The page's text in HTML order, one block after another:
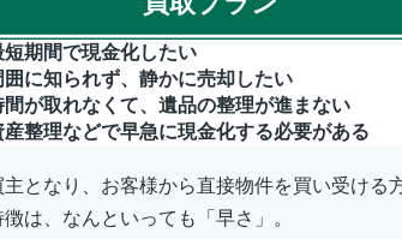
短期間で現金化したい
囲に知られず、静かに売却したい
間が取れなくて、遺品の整理が進まない
産整理などで早急に現金化する必要がある
となり、お客様から直接物件を買い受ける
は、なんといっても「早さ」。